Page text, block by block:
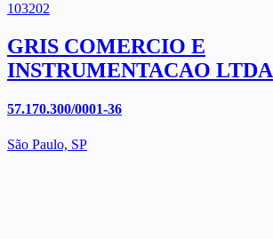
103202
GRIS COMERCIO E
INSTRUMENTACAO LTDA
57.170.300/0001-36
São Paulo, SP